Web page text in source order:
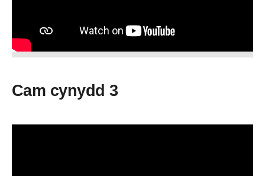
Cam cynydd 3